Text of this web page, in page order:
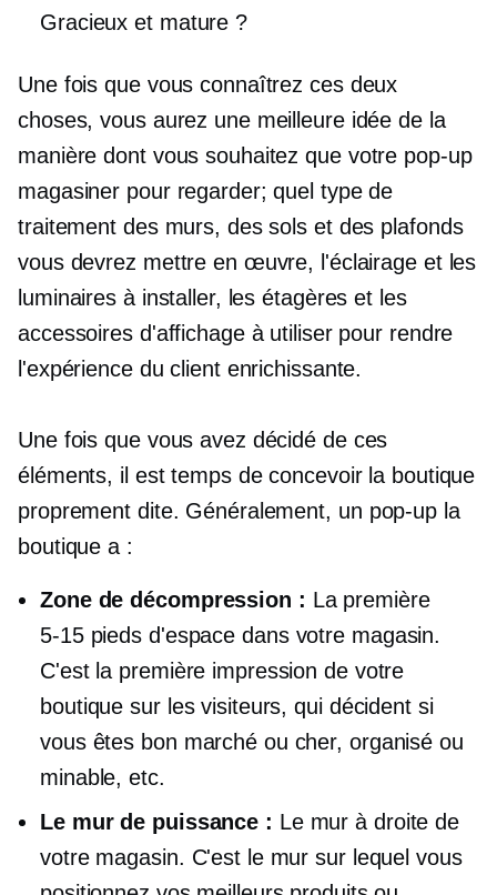
Gracieux et mature ?
Une fois que vous connaîtrez ces deux
choses, vous aurez une meilleure idée de la
manière dont vous souhaitez que votre pop-up
magasiner pour regarder; quel type de
traitement des murs, des sols et des plafonds
vous devrez mettre en œuvre, l'éclairage et les
luminaires à installer, les étagères et les
accessoires d'affichage à utiliser pour rendre
l'expérience du client enrichissante.
Une fois que vous avez décidé de ces
éléments, il est temps de concevoir la boutique
proprement dite. Généralement, un pop-up la
boutique a :
Zone de décompression : La première
5-15pieds d'espace dans votre magasin.
C'est la première impression de votre
boutique sur les visiteurs, qui décident si
vous êtes bon marché ou cher, organisé ou
minable, etc.
Le mur de puissance : Le mur à droite de
votre magasin. C'est le mur sur lequel vous